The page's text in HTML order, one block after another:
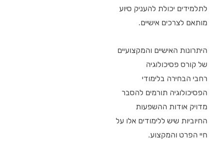
לתלמידים יכולת להעניק סיוע
מותאם לצרכים אישיים.
היתרונות האישיים והמקצועיים
של קורס פסיכולוגיה
רחבי הבחירה בלימודי
הפסיכולוגיה תורמים להסבר
מדויק אודות ההשפעות
החיוביות שיש ללימודים אלו על
חיי הפרט והמקצוע.